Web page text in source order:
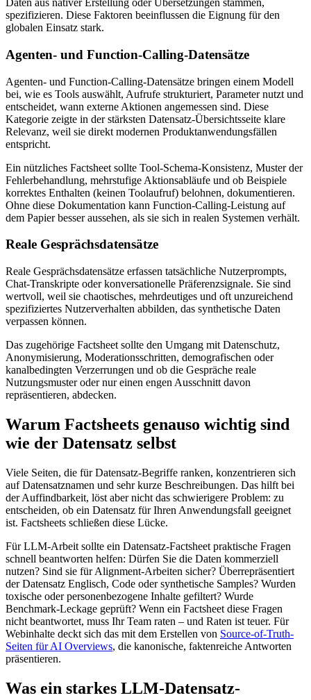
Daten aus nativer Erstellung oder Übersetzungen stammen,
spezifizieren. Diese Faktoren beeinflussen die Eignung für den
globalen Einsatz stark.
Agenten- und Function-Calling-Datensätze
Agenten- und Function-Calling-Datensätze bringen einem Modell
bei, wie es Tools auswählt, Aufrufe strukturiert, Parameter nutzt und
entscheidet, wann externe Aktionen angemessen sind. Diese
Kategorie zeigte in der stärksten Datensatz-Übersichtsseite klare
Relevanz, weil sie direkt modernen Produktanwendungsfällen
entspricht.
Ein nützliches Factsheet sollte Tool-Schema-Konsistenz, Muster der
Fehlerbehandlung, mehrstufige Aktionsabläufe und ob Beispiele
korrektes Enthalten (keinen Toolaufruf) belohnen, dokumentieren.
Ohne diese Dokumentation kann Function-Calling-Leistung auf
dem Papier besser aussehen, als sie sich in realen Systemen verhält.
Reale Gesprächsdatensätze
Reale Gesprächsdatensätze erfassen tatsächliche Nutzerprompts,
Chat-Transkripte oder konversationelle Präferenzsignale. Sie sind
wertvoll, weil sie chaotisches, mehrdeutiges und oft unzureichend
spezifiziertes Nutzerverhalten abbilden, das synthetische Daten
verpassen können.
Das zugehörige Factsheet sollte den Umgang mit Datenschutz,
Anonymisierung, Moderationsschritten, demografischen oder
kanalbedingten Verzerrungen und ob die Gespräche reale
Nutzungsmuster oder nur einen engen Ausschnitt davon
repräsentieren, abdecken.
Warum Factsheets genauso wichtig sind
wie der Datensatz selbst
Viele Seiten, die für Datensatz-Begriffe ranken, konzentrieren sich
auf Datensatznamen und sehr kurze Beschreibungen. Das hilft bei
der Auffindbarkeit, löst aber nicht das schwierigere Problem: zu
entscheiden, ob ein Datensatz für Ihren Anwendungsfall geeignet
ist. Factsheets schließen diese Lücke.
Für LLM-Arbeit sollte ein Datensatz-Factsheet praktische Fragen
schnell beantworten helfen: Dürfen Sie die Daten kommerziell
nutzen? Sind sie für Alignment-Arbeiten sicher? Überrepräsentiert
der Datensatz Englisch, Code oder synthetische Samples? Wurden
toxische oder personenbezogene Inhalte gefiltert? Wurde
Benchmark-Leckage geprüft? Wenn ein Factsheet diese Fragen
nicht beantwortet, muss Ihr Team raten – und Raten ist teuer. Für
Webinhalte deckt sich das mit dem Erstellen von Source-of-Truth-
Seiten für AI Overviews, die kanonische, faktenreiche Antworten
präsentieren.
Was ein starkes LLM-Datensatz-